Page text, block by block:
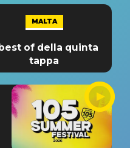
MALTA
of della quinta
tappa